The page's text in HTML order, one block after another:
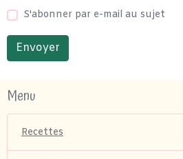
S'abonner par e-mail au sujet
Envoyer
Menu
Recettes